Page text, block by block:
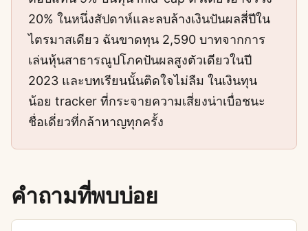
20% ในหนึ่งสัปดาห์และลบล้างเงินปันผลสี่ปีใน
ไตรมาสเดียว ฉันขาดทุน 2,590 บาทจากการ
เล่นหุ้นสาธารณูปโภคปันผลสูงตัวเดียวในปี
2023 และบทเรียนนั้นติดใจไม่ลืม ในเงินทุน
น้อย tracker ที่กระจายความเสี่ยงน่าเบื่อชนะ
ชื่อเดี่ยวที่กล้าหาญทุกครั้ง
คำถามที่พบบ่อย